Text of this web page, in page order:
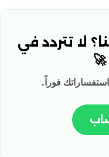
لا تتردد في
فوراً.